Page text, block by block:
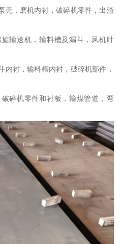
壳，磨机内衬，破碎机零件，出渣
输送机，输料槽及漏斗，风机叶
内衬，输料槽内衬，破碎机部件，
碎机零件和衬板，输煤管道，弯